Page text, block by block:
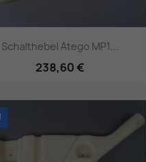
Schalthebel Atego MP1...
238,60 €